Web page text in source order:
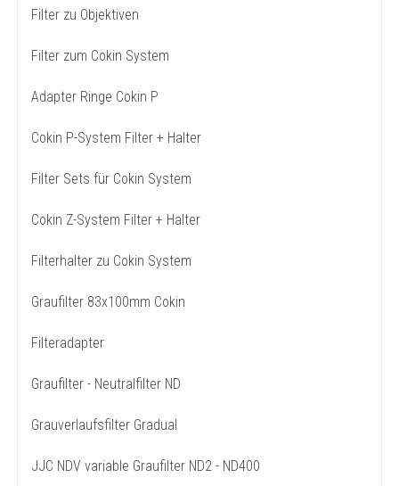
Filter zu Objektiven
Filter zum Cokin System
Adapter Ringe Cokin P
Cokin P-System Filter + Halter
Filter Sets für Cokin System
Cokin Z-System Filter + Halter
Filterhalter zu Cokin System
Graufilter 83x100mm Cokin
Filteradapter
Graufilter - Neutralfilter ND
Grauverlaufsfilter Gradual
JJC NDV variable Graufilter ND2 - ND400